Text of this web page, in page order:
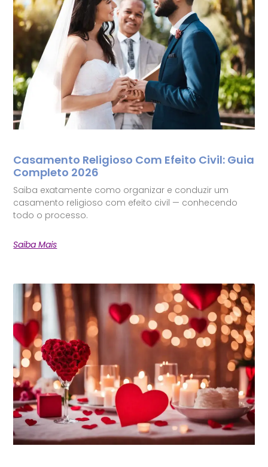
Casamento Religioso Com Efeito Civil: Guia
Completo 2026
Saiba exatamente como organizar e conduzir um
casamento religioso com efeito civil — conhecendo
todo o processo.
Saiba Mais